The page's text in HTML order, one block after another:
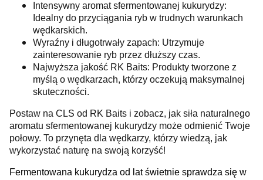
Intensywny aromat sfermentowanej kukurydzy:
Idealny do przyciągania ryb w trudnych warunkach
wędkarskich.
Wyraźny i długotrwały zapach: Utrzymuje
zainteresowanie ryb przez dłuższy czas.
Najwyższa jakość RK Baits: Produkty tworzone z
myślą o wędkarzach, którzy oczekują maksymalnej
skuteczności.
Postaw na CLS od RK Baits i zobacz, jak siła naturalnego
aromatu sfermentowanej kukurydzy może odmienić Twoje
połowy. To przynęta dla wędkarzy, którzy wiedzą, jak
wykorzystać naturę na swoją korzyść!
Fermentowana kukurydza od lat świetnie sprawdza się w